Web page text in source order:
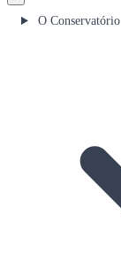
O Conservatório